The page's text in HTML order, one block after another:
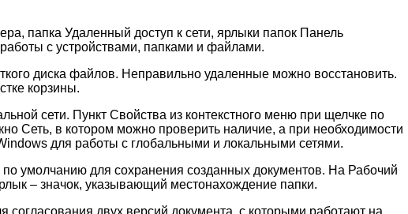
папка Удаленный доступ к сети, ярлыки папок Панель
с устройствами, папками и файлами.
диска файлов. Неправильно удаленные можно восстановить.
корзины.
сети. Пункт Свойства из контекстного меню при щелчке по
Сеть, в котором можно проверить наличие, а при необходимости
для работы с глобальными и локальными сетями.
умолчанию для сохранения созданных документов. На Рабочий
– значок, указывающий местонахождение папки.